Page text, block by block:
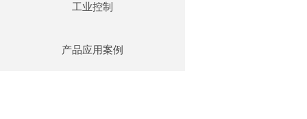
工业控制
产品应用案例